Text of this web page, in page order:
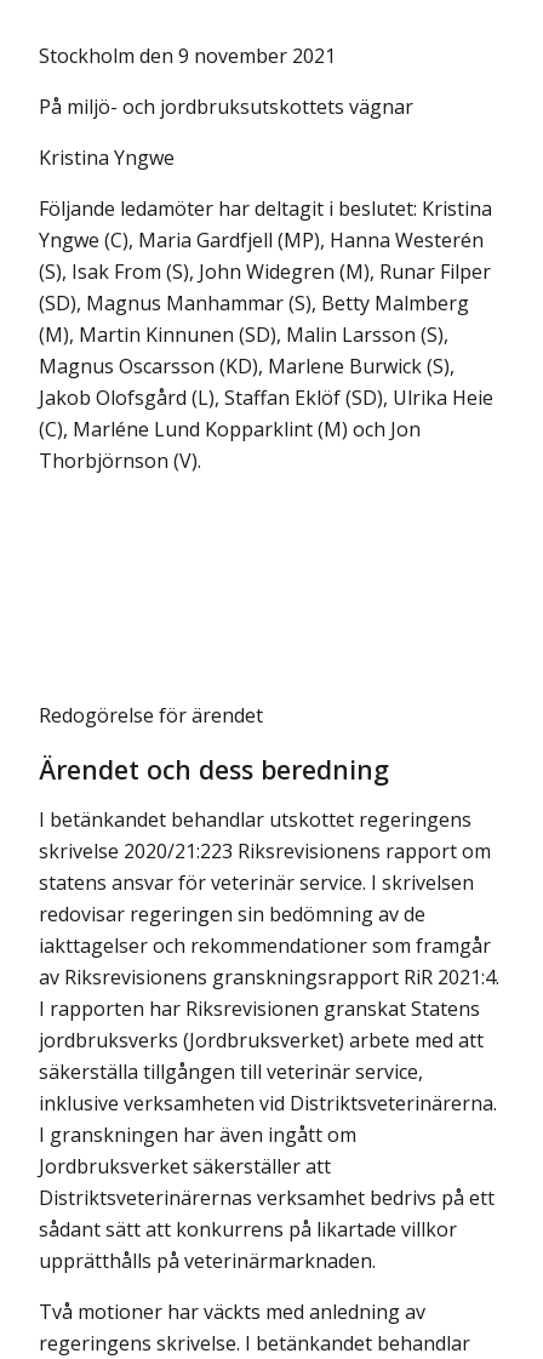
Stockholm den 9 november 2021
På miljö- och jordbruksutskottets vägnar
Kristina Yngwe
Följande ledamöter har deltagit i beslutet: Kristina
Yngwe (C), Maria Gardfjell (MP), Hanna Westerén
(S), Isak From (S), John Widegren (M), Runar Filper
(SD), Magnus Manhammar (S), Betty Malmberg
(M), Martin Kinnunen (SD), Malin Larsson (S),
Magnus Oscarsson (KD), Marlene Burwick (S),
Jakob Olofsgård (L), Staffan Eklöf (SD), Ulrika Heie
(C), Marléne Lund Kopparklint (M) och Jon
Thorbjörnson (V).
Redogörelse för ärendet
Ärendet och dess beredning
I betänkandet behandlar utskottet regeringens
skrivelse 2020/21:223 Riksrevisionens rapport om
statens ansvar för veterinär service. I skrivelsen
redovisar regeringen sin bedömning av de
iakttagelser och rekommendationer som framgår
av Riksrevisionens granskningsrapport RiR 2021:4.
I rapporten har Riksrevisionen granskat Statens
jordbruksverks (Jordbruksverket) arbete med att
säkerställa tillgången till veterinär service,
inklusive verksamheten vid Distriktsveterinärerna.
I granskningen har även ingått om
Jordbruksverket säkerställer att
Distriktsveterinärernas verksamhet bedrivs på ett
sådant sätt att konkurrens på likartade villkor
upprätthålls på veterinärmarknaden.
Två motioner har väckts med anledning av
regeringens skrivelse. I betänkandet behandlar